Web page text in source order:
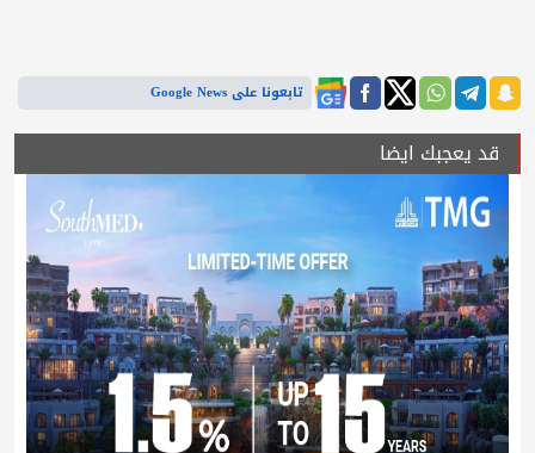
تابعونا على Google News
قد يعجبك ايضا